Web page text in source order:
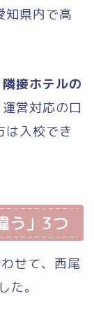
知県内で高
接ホテルの
営対応の口
は入校でき
う」3つ
せて、西尾
た。